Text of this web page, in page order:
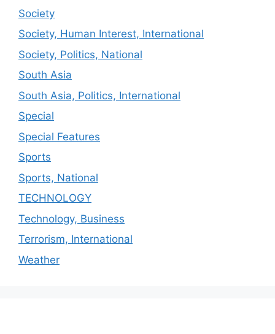
Society
Society, Human Interest, International
Society, Politics, National
South Asia
South Asia, Politics, International
Special
Special Features
Sports
Sports, National
TECHNOLOGY
Technology, Business
Terrorism, International
Weather